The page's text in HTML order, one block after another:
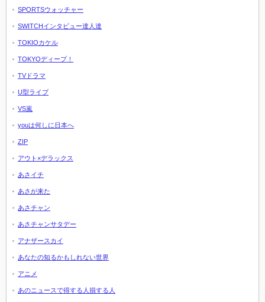
SPORTSウォッチャー
SWITCHインタビュー達人達
TOKIOカケル
TOKYOディープ！
TVドラマ
U型ライブ
VS嵐
youは何しに日本へ
ZIP
アウト×デラックス
あさイチ
あさが来た
あさチャン
あさチャンサタデー
アナザースカイ
あなたの知るかもしれない世界
アニメ
あのニュースで得する人損する人